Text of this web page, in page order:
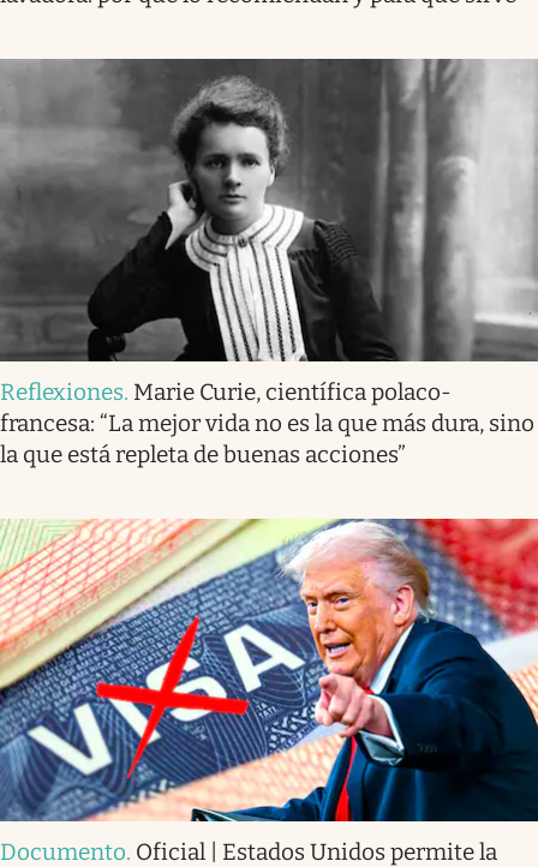
Reflexiones. Marie Curie, científica polaco-
francesa: “La mejor vida no es la que más dura, sino
la que está repleta de buenas acciones”
Documento. Oficial | Estados Unidos permite la